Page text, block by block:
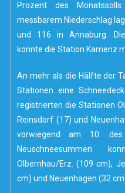
Prozent des
messbarem Niederschlag
und 116 in Annaburg.
konnte die Station Kamenz
An mehr als die Hälfte der
Stationen eine
registrierten die Stationen
Reinsdorf (17) und
vorwiegend am 10.
Neuschneesummen
Olbernhau/Erz. (109 cm),
cm) und Neuenhagen (32